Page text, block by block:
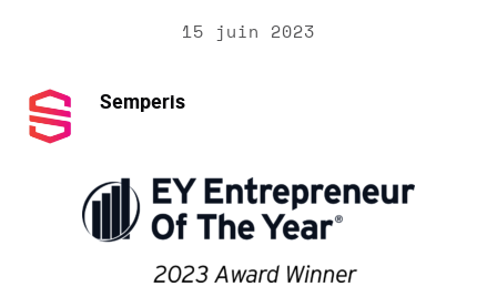
15 juin 2023
Semperis